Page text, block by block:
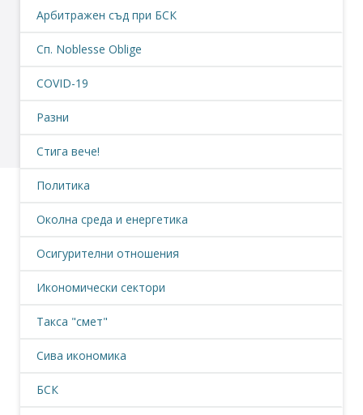
Арбитражен съд при БСК
Сп. Noblesse Oblige
COVID-19
Разни
Стига вече!
Политика
Околна среда и енергетика
Осигурителни отношения
Икономически сектори
Такса "смет"
Сива икономика
БСК